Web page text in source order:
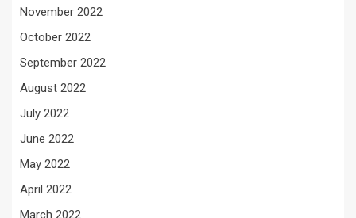
November 2022
October 2022
September 2022
August 2022
July 2022
June 2022
May 2022
April 2022
March 2022